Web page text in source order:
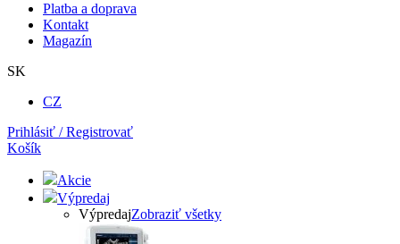
Platba a doprava
Kontakt
Magazín
SK
CZ
Prihlásiť / Registrovať
Košík
Akcie
Výpredaj
VýpredajZobraziť všetky